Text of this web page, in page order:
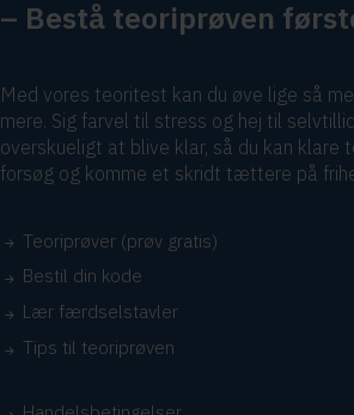
– Bestå teoriprøven
Med vores teoritest kan du øve lige så
mere. Sig farvel til stress og hej til
overskueligt at blive klar, så du kan klare
forsøg og komme et skridt tættere på
Teoriprøver (prøv gratis)
Bestil din kode
Lær færdselstavler
Tips til teoriprøven